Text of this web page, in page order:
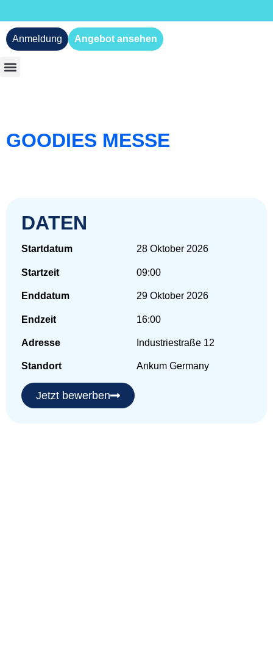
Anmeldung Angebot ansehen
GOODIES MESSE
DATEN
Startdatum 28 Oktober 2026
Startzeit 09:00
Enddatum 29 Oktober 2026
Endzeit 16:00
Adresse Industriestraße 12
Standort
Jetzt bewerben
Ankum Germany